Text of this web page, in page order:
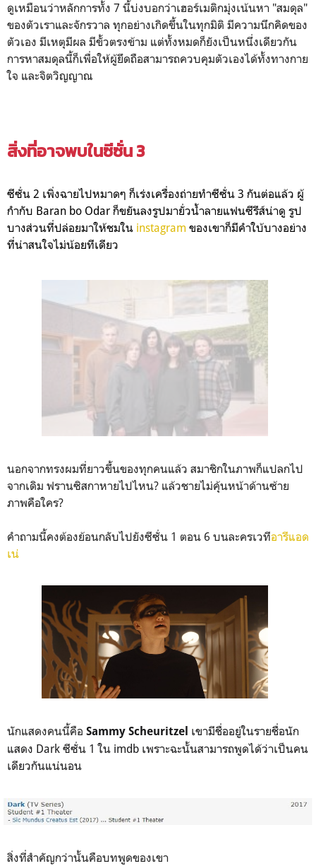
ดูเหมือนว่าหลักการทั้ง 7 นี้บ่งบอกว่าเฮอร์เมติกมุ่งเน้นหา "สมดุล"
ของตัวเราและจักรวาล ทุกอย่างเกิดขึ้นในทุกมิติ มีความนึกคิดของ
ตัวเอง มีเหตุมีผล มีขั้วตรงข้าม แต่ทั้งหมดก็ยังเป็นหนึ่งเดียวกัน
การหาสมดุลนี้ก็เพื่อให้ผู้ยึดถือสามารถควบคุมตัวเองได้ทั้งทางกาย
ใจ และจิตวิญญาณ
สิ่งที่อาจพบในซีซั่น 3
ซีซั่น 2 เพิ่งฉายไปหมาดๆ ก็เร่งเครื่องถ่ายทำซีซั่น 3 กันต่อแล้ว ผู้
กำกับ Baran bo Odar ก็ขยันลงรูปมายั่วน้ำลายแฟนซีรีส์น่าดู รูป
บางส่วนที่ปล่อยมาให้ชมใน instagram ของเขาก็มีคำใบ้บางอย่าง
ที่น่าสนใจไม่น้อยทีเดียว
นอกจากทรงผมที่ยาวขึ้นของทุกคนแล้ว สมาชิกในภาพก็แปลกไป
จากเดิม ฟรานซิสกาหายไปไหน? แล้วชายไม่คุ้นหน้าด้านซ้าย
ภาพคือใคร?
คำถามนี้คงต้องย้อนกลับไปยังซีซั่น 1 ตอน 6 บนละครเวทีอารีแอด
เน่
นักแสดงคนนี้คือ Sammy Scheuritzel เขามีชื่ออยู่ในรายชื่อนัก
แสดง Dark ซีซั่น 1 ใน imdb เพราะฉะนั้นสามารถพูดได้ว่าเป็นคน
เดียวกันแน่นอน
สิ่งที่สำคัญกว่านั้นคือบทพูดของเขา